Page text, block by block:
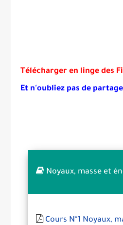
Télécharger en linge des
Et n'oubliez pas de
Noyaux, masse et
Cours N°1 Noyaux,